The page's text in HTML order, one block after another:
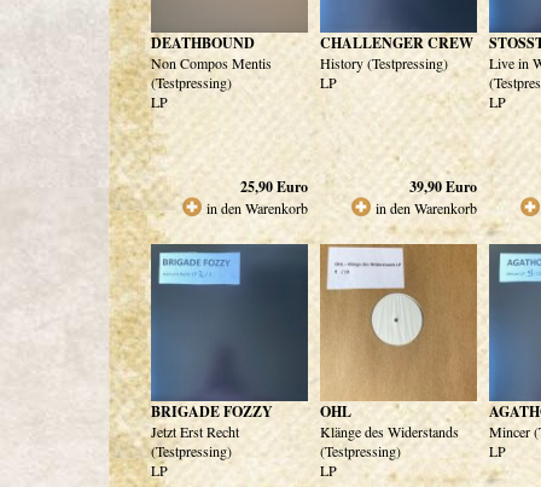
DEATHBOUND
Non Compos Mentis
(Testpressing)
LP
25,90Euro
in den Warenkorb
CHALLENGER CREW
History (Testpressing)
LP
39,90Euro
in den Warenkorb
Live in
LP
BRIGADE FOZZY
Jetzt Erst Recht
(Testpressing)
LP
OHL
Klänge des Widerstands
(Testpressing)
LP
Mincer
LP